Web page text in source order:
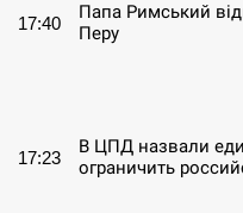
17:40
Папа Римський
Перу
17:23
В ЦПД назвали
ограничить